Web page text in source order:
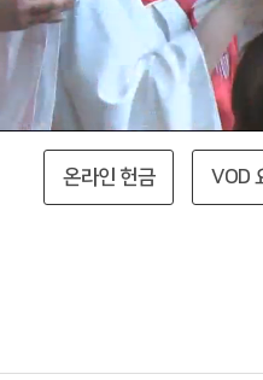
VOD
온라인 헌금